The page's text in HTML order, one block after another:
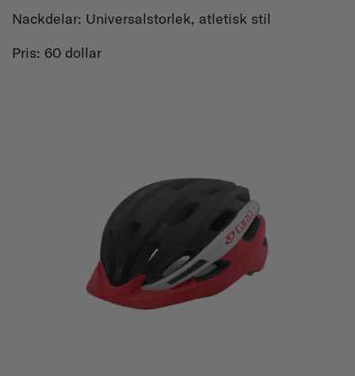
Nackdelar: Universalstorlek, atletisk stil
Pris: 60 dollar